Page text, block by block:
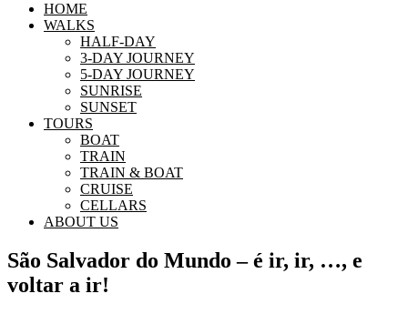
HOME
WALKS
HALF-DAY
3-DAY JOURNEY
5-DAY JOURNEY
SUNRISE
SUNSET
TOURS
BOAT
TRAIN
TRAIN & BOAT
CRUISE
CELLARS
ABOUT US
São Salvador do Mundo – é ir, ir, …, e
voltar a ir!